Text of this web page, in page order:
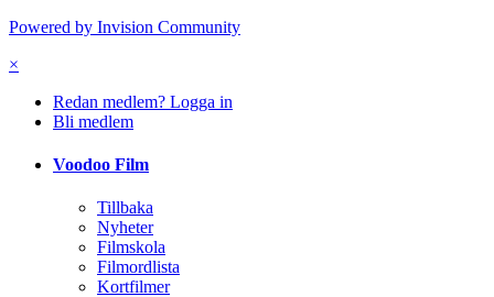
Powered by Invision Community
×
Redan medlem? Logga in
Bli medlem
Voodoo Film
Tillbaka
Nyheter
Filmskola
Filmordlista
Kortfilmer